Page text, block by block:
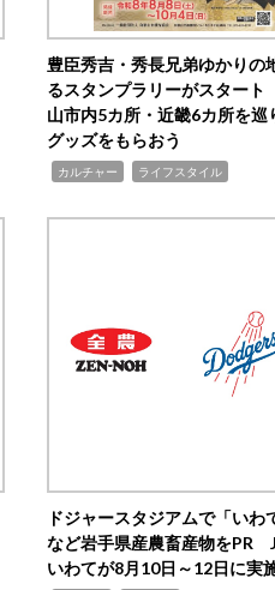
豊臣秀吉・秀長兄弟ゆかりの
るスタンプラリーがスター
山市内5カ所・近畿6カ所を巡
グッズをもらおう
カルチャー ライフスタイル
ドジャースタジアムで「いわ
など岩手県産農畜産物をPR
いわてが8月10日～12日に実